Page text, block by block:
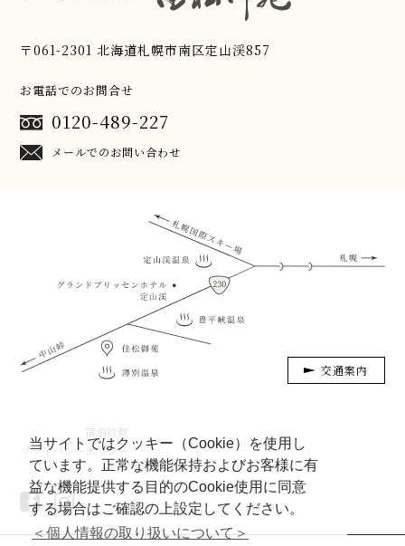
当サイトではクッキー（Cookie）を使用し
ています。正常な機能保持およびお客様に有
益な機能提供する目的のCookie使用に同意
する場合はご確認の上設定してください。
＜個人情報の取り扱いについて＞
〒061-2301 北海道札幌市南区定山渓857
お電話でのお問合せ
0120-489-227
メールでのお問い合わせ
交通案内
宿泊約款
プライバシーポリシー